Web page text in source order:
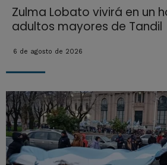
Zulma Lobato vivirá en un
adultos mayores de Tandil
6 de agosto de 2026